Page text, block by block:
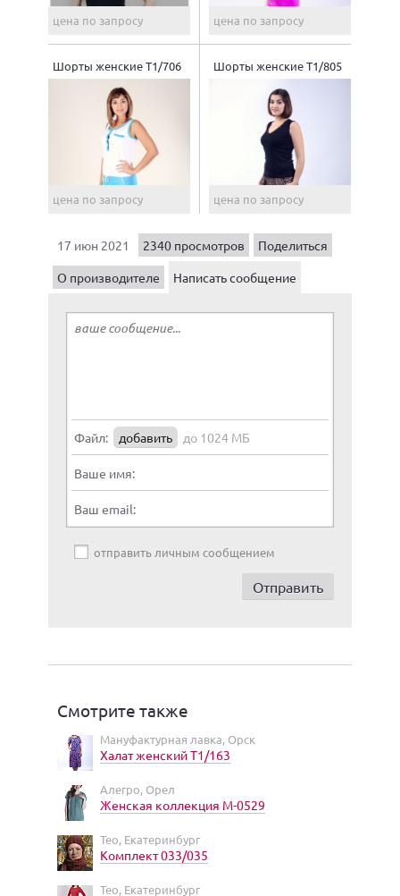
цена по запросу цена по запросу
Шорты женские Т1/706
цена по запросу
Шорты женские Т1/805
цена по запросу
17 июн 2021 2340 просмотров
Поделиться
О производителе
Написать сообщение
Файл: добавить до 1024 МБ
Ваше имя:
Ваш email:
отправить личным сообщением
Смотрите также
Мануфактурная лавка, Орск
Халат женский Т1/163
Алегро, Орел
Женская коллекция М-0529
Тео, Екатеринбург
Комплект 033/035
Тео, Екатеринбург